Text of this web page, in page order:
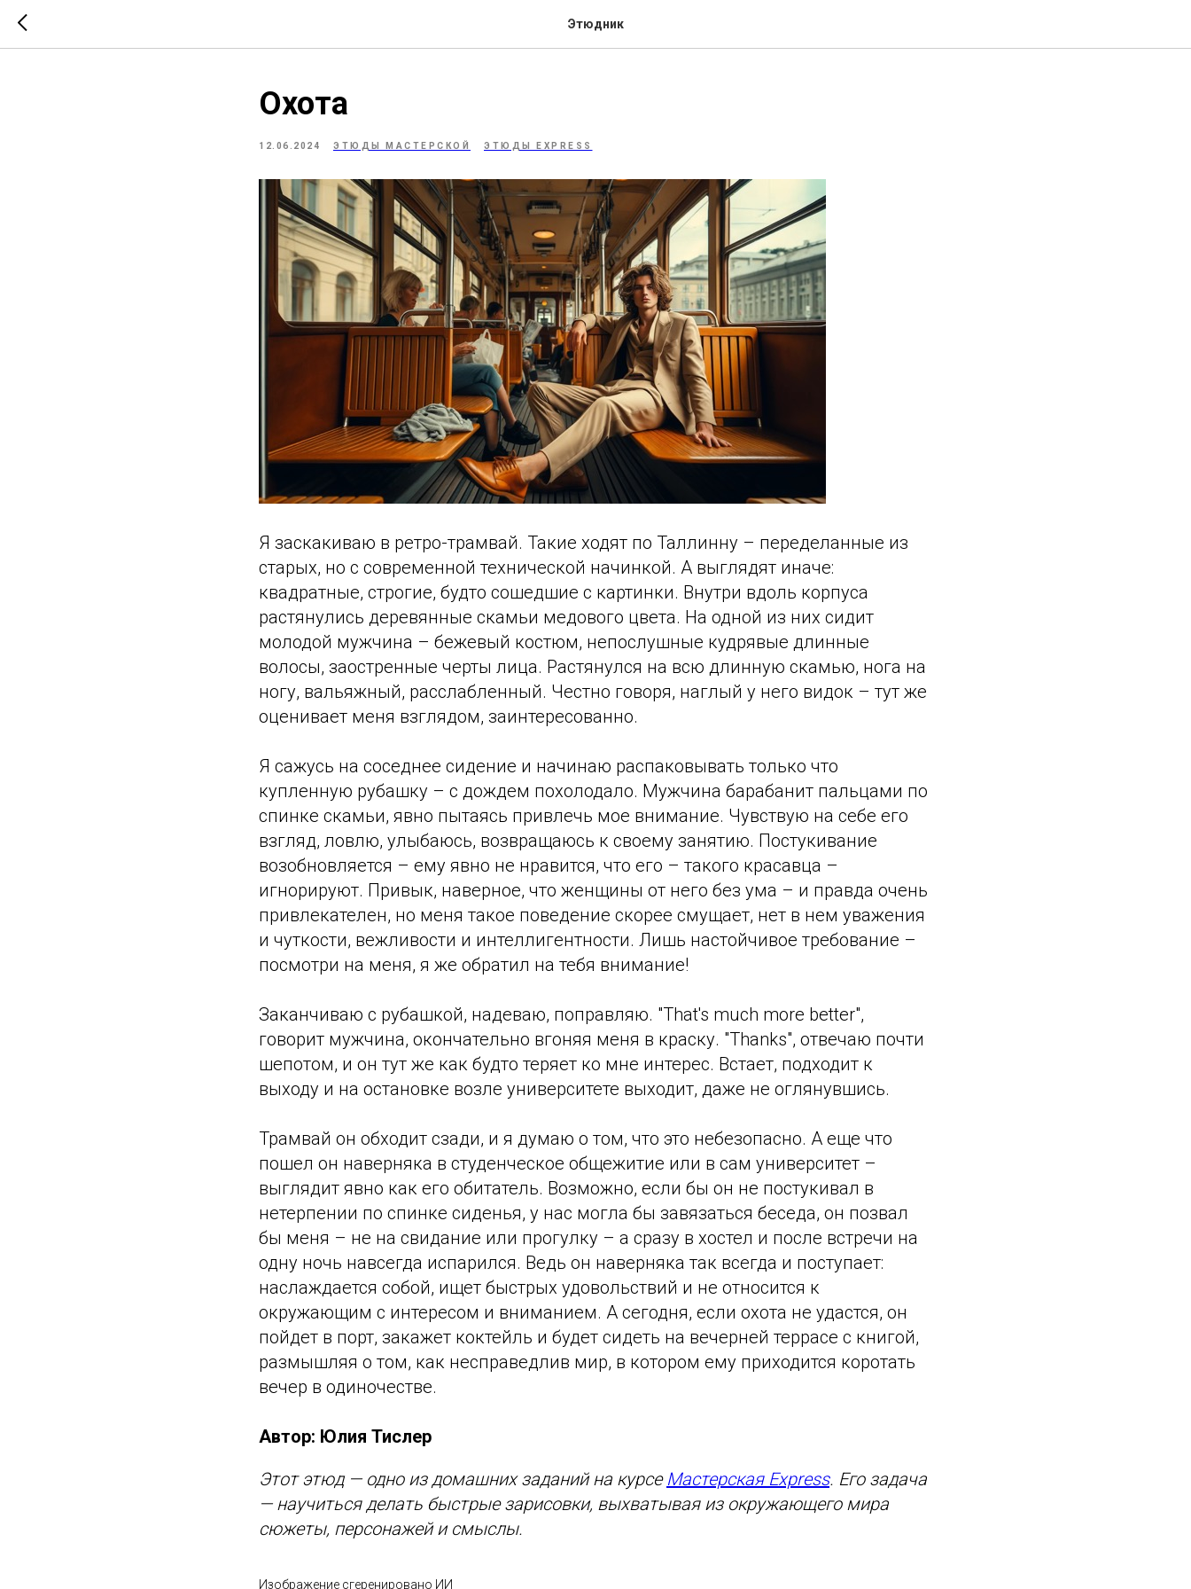
Этюдник
Охота
12.06.2024 ЭТЮДЫ МАСТЕРСКОЙ ЭТЮДЫ EXPRESS
Я заскакиваю в ретро-трамвай. Такие ходят по Таллинну – переделанные из
старых, но с современной технической начинкой. А выглядят иначе:
квадратные, строгие, будто сошедшие с картинки. Внутри вдоль корпуса
растянулись деревянные скамьи медового цвета. На одной из них сидит
молодой мужчина – бежевый костюм, непослушные кудрявые длинные
волосы, заостренные черты лица. Растянулся на всю длинную скамью, нога на
ногу, вальяжный, расслабленный. Честно говоря, наглый у него видок – тут же
оценивает меня взглядом, заинтересованно.
Я сажусь на соседнее сидение и начинаю распаковывать только что
купленную рубашку – с дождем похолодало. Мужчина барабанит пальцами по
спинке скамьи, явно пытаясь привлечь мое внимание. Чувствую на себе его
взгляд, ловлю, улыбаюсь, возвращаюсь к своему занятию. Постукивание
возобновляется – ему явно не нравится, что его – такого красавца –
игнорируют. Привык, наверное, что женщины от него без ума – и правда очень
привлекателен, но меня такое поведение скорее смущает, нет в нем уважения
и чуткости, вежливости и интеллигентности. Лишь настойчивое требование –
посмотри на меня, я же обратил на тебя внимание!
Заканчиваю с рубашкой, надеваю, поправляю. "That's much more better",
говорит мужчина, окончательно вгоняя меня в краску. "Thanks", отвечаю почти
шепотом, и он тут же как будто теряет ко мне интерес. Встает, подходит к
выходу и на остановке возле университете выходит, даже не оглянувшись.
Трамвай он обходит сзади, и я думаю о том, что это небезопасно. А еще что
пошел он наверняка в студенческое общежитие или в сам университет –
выглядит явно как его обитатель. Возможно, если бы он не постукивал в
нетерпении по спинке сиденья, у нас могла бы завязаться беседа, он позвал
бы меня – не на свидание или прогулку – а сразу в хостел и после встречи на
одну ночь навсегда испарился. Ведь он наверняка так всегда и поступает:
наслаждается собой, ищет быстрых удовольствий и не относится к
окружающим с интересом и вниманием. А сегодня, если охота не удастся, он
пойдет в порт, закажет коктейль и будет сидеть на вечерней террасе с книгой,
размышляя о том, как несправедлив мир, в котором ему приходится коротать
вечер в одиночестве.
Автор: Юлия Тислер
Этот этюд — одно из домашних заданий на курсе Мастерская Express. Его задача
— научиться делать быстрые зарисовки, выхватывая из окружающего мира
сюжеты, персонажей и смыслы.
Изображение сгеренировано ИИ